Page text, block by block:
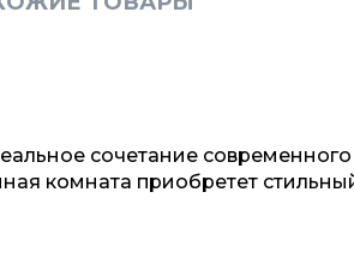
сочетание
комната приобретет